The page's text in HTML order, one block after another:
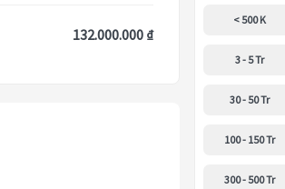
132.000.000 ₫
< 500 K
3 - 5 Tr
30 - 50 Tr
100 - 150 Tr
300 - 500 Tr